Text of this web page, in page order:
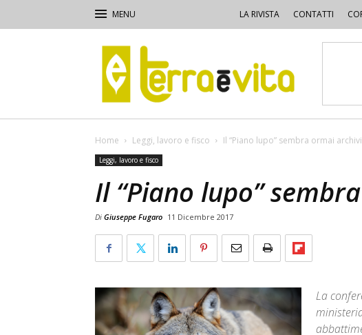
LA RIVISTA CONTATTI
Terra
e
Vita
Home Leggi, lavoro e fisco Il “Piano lupo” sembra ormai
Leggi, lavoro e fisco
Il “Piano lupo”
Di Giuseppe Fugaro 11 Dicembre 2017
La